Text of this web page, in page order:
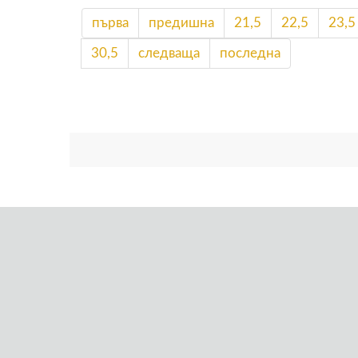
първа предишна 21,5 22,5 23,5
30,5 следваща последна